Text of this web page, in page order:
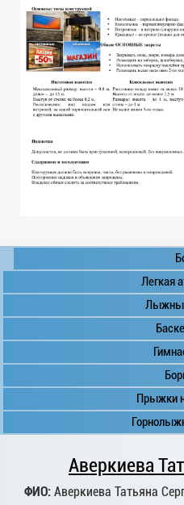
Легкая
Прыжки
Аверкиева
ФИО: Аверкиева Татьяна